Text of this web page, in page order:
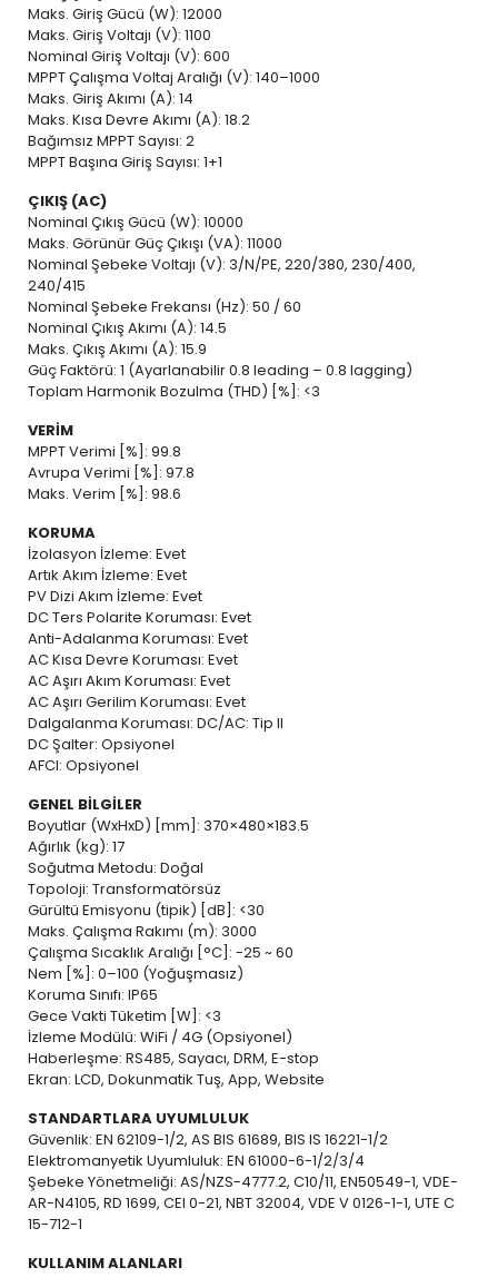
Maks. Giriş Gücü (W): 12000
Maks. Giriş Voltajı (V): 1100
Nominal Giriş Voltajı (V): 600
MPPT Çalışma Voltaj Aralığı (V): 140–1000
Maks. Giriş Akımı (A): 14
Maks. Kısa Devre Akımı (A): 18.2
Bağımsız MPPT Sayısı: 2
MPPT Başına Giriş Sayısı: 1+1
ÇIKIŞ (AC)
Nominal Çıkış Gücü (W): 10000
Maks. Görünür Güç Çıkışı (VA): 11000
Nominal Şebeke Voltajı (V): 3/N/PE, 220/380, 230/400,
240/415
Nominal Şebeke Frekansı (Hz): 50 / 60
Nominal Çıkış Akımı (A): 14.5
Maks. Çıkış Akımı (A): 15.9
Güç Faktörü: 1 (Ayarlanabilir 0.8 leading – 0.8 lagging)
Toplam Harmonik Bozulma (THD) [%]: <3
VERİM
MPPT Verimi [%]: 99.8
Avrupa Verimi [%]: 97.8
Maks. Verim [%]: 98.6
KORUMA
İzolasyon İzleme: Evet
Artık Akım İzleme: Evet
PV Dizi Akım İzleme: Evet
DC Ters Polarite Koruması: Evet
Anti-Adalanma Koruması: Evet
AC Kısa Devre Koruması: Evet
AC Aşırı Akım Koruması: Evet
AC Aşırı Gerilim Koruması: Evet
Dalgalanma Koruması: DC/AC: Tip II
DC Şalter: Opsiyonel
AFCI: Opsiyonel
GENEL BİLGİLER
Boyutlar (WxHxD) [mm]: 370×480×183.5
Ağırlık (kg): 17
Soğutma Metodu: Doğal
Topoloji: Transformatörsüz
Gürültü Emisyonu (tipik) [dB]: <30
Maks. Çalışma Rakımı (m): 3000
Çalışma Sıcaklık Aralığı [°C]: -25 ~ 60
Nem [%]: 0–100 (Yoğuşmasız)
Koruma Sınıfı: IP65
Gece Vakti Tüketim [W]: <3
İzleme Modülü: WiFi / 4G (Opsiyonel)
Haberleşme: RS485, Sayacı, DRM, E-stop
Ekran: LCD, Dokunmatik Tuş, App, Website
STANDARTLARA UYUMLULUK
Güvenlik: EN 62109-1/2, AS BIS 61689, BIS IS 16221-1/2
Elektromanyetik Uyumluluk: EN 61000-6-1/2/3/4
Şebeke Yönetmeliği: AS/NZS-4777.2, C10/11, EN50549-1, VDE-
AR-N4105, RD 1699, CEI 0-21, NBT 32004, VDE V 0126-1-1, UTE C
15-712-1
KULLANIM ALANLARI